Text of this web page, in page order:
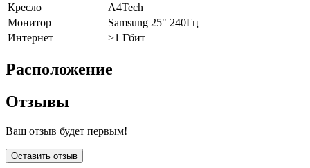
Кресло
A4Tech
Монитор
Samsung 25" 240Гц
Интернет
>1 Гбит
Расположение
Отзывы
Ваш отзыв будет первым!
Оставить отзыв